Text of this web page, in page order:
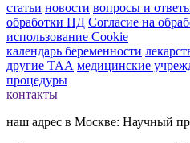
статьи новости вопросы и
обработки ПД Согласие на
использование Cookie
календарь беременности
другие ТАА медицинские
процедуры
контакты
наш адрес в Москве: Научный